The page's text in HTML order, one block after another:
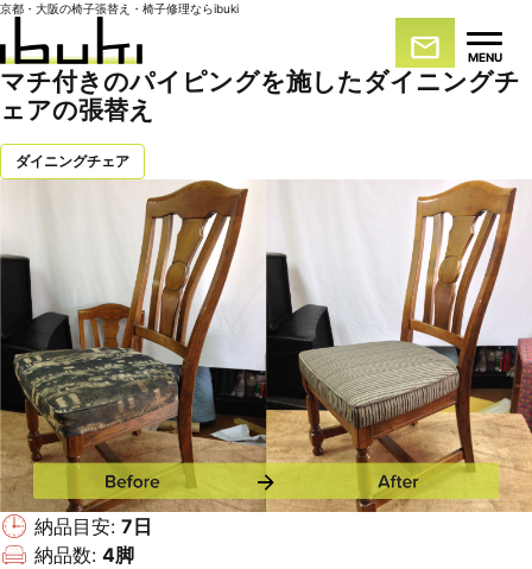
京都・大阪の椅子張替え・椅子修理ならibuki
MENU
マチ付きのパイピングを施したダイニングチ
ェアの張替え
ダイニングチェア
納品目安: 7日
納品数: 4脚